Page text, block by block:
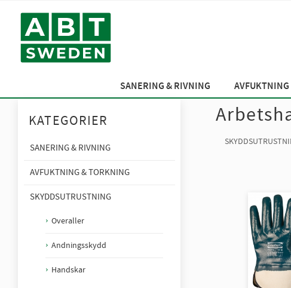
SANERING & RIVNING
KATEGORIER
SANERING & RIVNING
AVFUKTNING & TORKNING
SKYDDSUTRUSTNING
Overaller
Andningsskydd
Handskar